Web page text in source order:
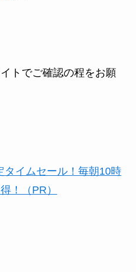
トでご確認の程をお願
タイムセール！毎朝10時
！（PR）